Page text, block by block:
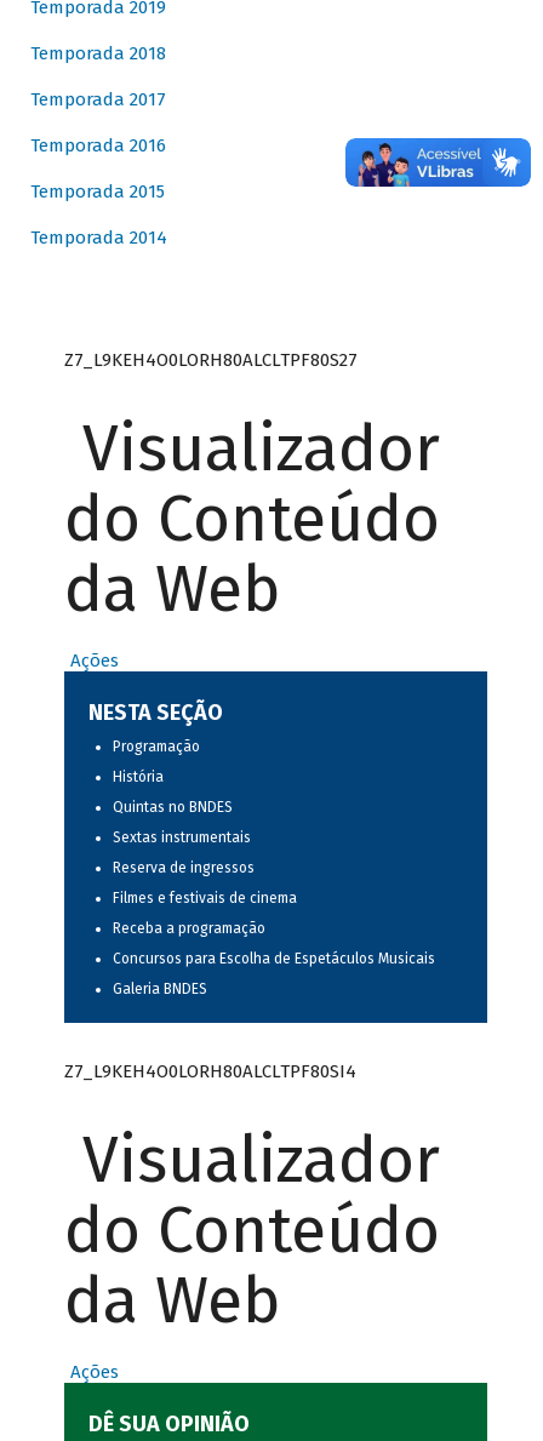
Temporada 2019
Temporada 2018
Temporada 2017
Temporada 2016
Temporada 2015
Temporada 2014
Z7_L9KEH4O0LORH80ALCLTPF80S27
Visualizador
do Conteúdo
da Web
Ações
NESTA SEÇÃO
Programação
História
Quintas no BNDES
Sextas instrumentais
Reserva de ingressos
Filmes e festivais de cinema
Receba a programação
Concursos para Escolha de Espetáculos Musicais
Galeria BNDES
Z7_L9KEH4O0LORH80ALCLTPF80SI4
Visualizador
do Conteúdo
da Web
Ações
DÊ SUA OPINIÃO